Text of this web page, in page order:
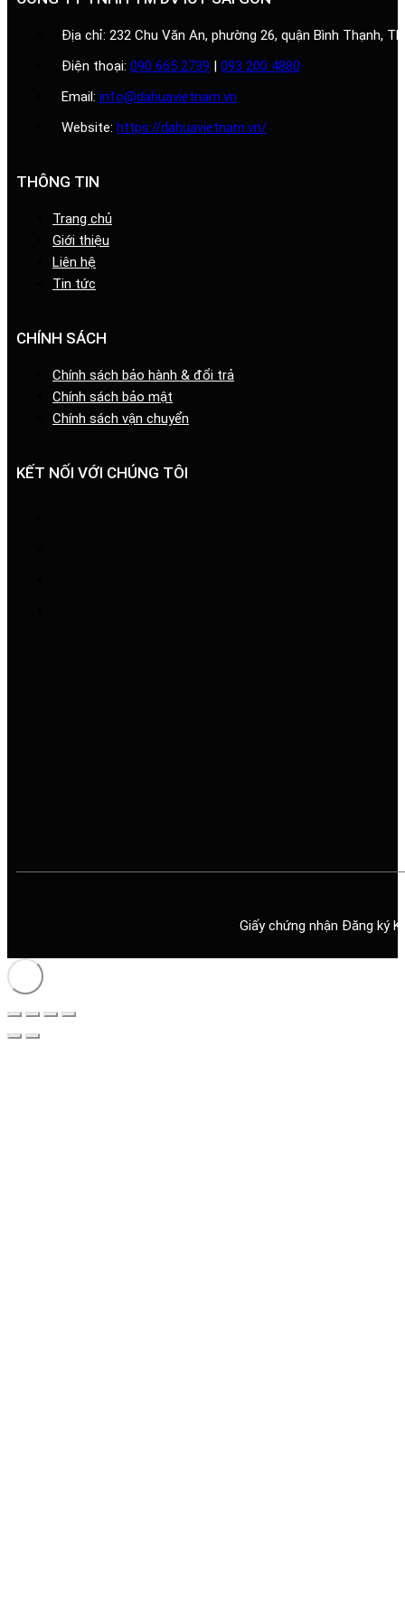
Địa chỉ: 232 Chu Văn An, phường 26, quận Bình Thạnh,
Điện thoại: 090 665 2739 | 093 200 4880
Email: info@dahuavietnam.vn
Website: https://dahuavietnam.vn/
THÔNG TIN
Trang chủ
Giới thiệu
Liên hệ
Tin tức
CHÍNH SÁCH
Chính sách bảo hành & đổi trả
Chính sách bảo mật
Chính sách vận chuyển
KẾT NỐI VỚI CHÚNG TÔI
Giấy chứng nhận Đăng ký